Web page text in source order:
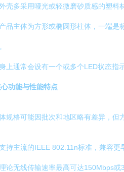
外壳多采用哑光或轻微磨砂质感的塑
产品主体为方形或椭圆形柱体，一端
身上通常会设有一个或多个LED状态
功能与性能特点
规格可能因批次和地区略有差异，但
支持主流的IEEE 802.11n标准，兼容
理论无线传输速率最高可达150Mbps